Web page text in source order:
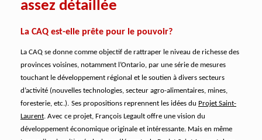
assez détaillée
La CAQ est-elle prête pour le pouvoir?
La CAQ se donne comme objectif de rattraper le niveau de richesse des
provinces voisines, notamment l’Ontario, par une série de mesures
touchant le développement régional et le soutien à divers secteurs
d’activité (nouvelles technologies, secteur agro-alimentaires, mines,
foresterie, etc.). Ses propositions reprennent les idées du Projet Saint-
Laurent. Avec ce projet, François Legault offre une vision du
développement économique originale et intéressante. Mais en même